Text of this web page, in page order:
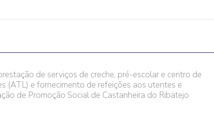
de serviços de creche, pré-escolar e centro de
(ATL) e fornecimento de refeições aos utentes e
de Promoção Social de Castanheira do Ribatejo